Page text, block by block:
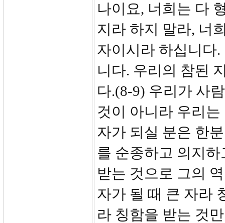
나이요, 너희는 다
지라 하지 말라, 너
자이시라 하십니다
니다. 우리의 참된
다.(8-9) 우리가 사
것이 아니라 우리
자가 되실 분은 한
를 순종하고 의지
받는 것으로 그의
자가 될 때 큰 자라
라 칭함을 받는 것